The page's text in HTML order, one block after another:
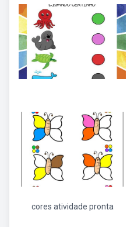
cores atividade pronta